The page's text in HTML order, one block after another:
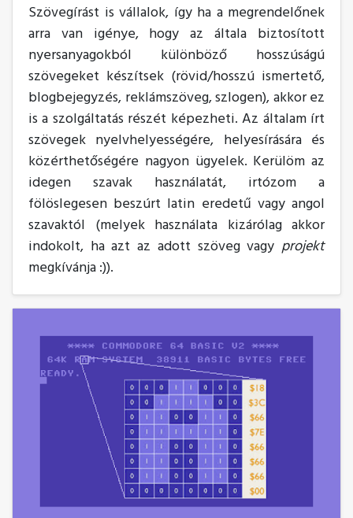
Szövegírást is vállalok, így ha a megrendelőnek
arra van igénye, hogy az általa biztosított
nyersanyagokból különböző hosszúságú
szövegeket készítsek (rövid/hosszú ismertető,
blogbejegyzés, reklámszöveg, szlogen), akkor ez
is a szolgáltatás részét képezheti. Az általam írt
szövegek nyelvhelyességére, helyesírására és
közérthetőségére nagyon ügyelek. Kerülöm az
idegen szavak használatát, irtózom a
fölöslegesen beszúrt latin eredetű vagy angol
szavaktól (melyek használata kizárólag akkor
indokolt, ha azt az adott szöveg vagy projekt
megkívánja :)).